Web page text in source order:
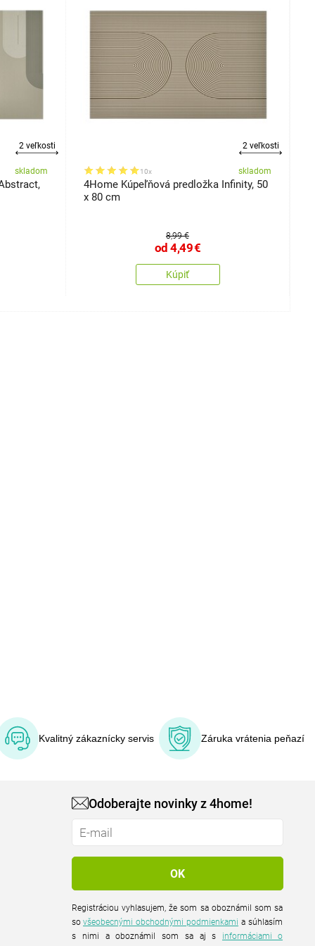
2 veľkosti
skladom
2 veľkosti
10x skladom
4Home Kúpeľňová predložka Infinity, 50
x 80 cm
8,99 €
od 4,49€
Kúpiť
Kvalitný zákaznícky servis Záruka vrátenia peňazí
Odoberajte novinky z 4home!
Registráciou vyhlasujem, že som sa oboznámil som sa
sovšeobecnými obchodnými podmienkami a súhlasím
s nimi a oboznámil som sa aj s informáciami o